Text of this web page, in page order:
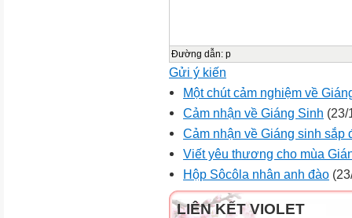
Đường dẫn: p
Gửi ý kiến
Một chút cảm nghiệm về
Cảm nhận về Giáng Sinh (23/
Cảm nhận về Giáng sinh sắp
Viết yêu thương cho mùa
Hộp Sôcôla nhân anh đào
LIÊN KẾT VIOLET